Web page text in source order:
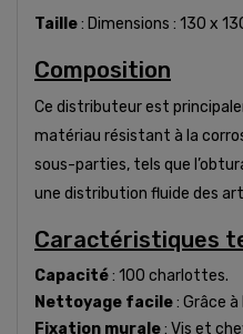
Taille: Dimensions : 130 x
Composition
Ce distributeur est
matériau résistant à la
sous-parties, tels que
une distribution fluide des
Caractéristiques
Capacité: 100 charlottes.
Nettoyage facile: Grâce
Fixation murale: Vis et